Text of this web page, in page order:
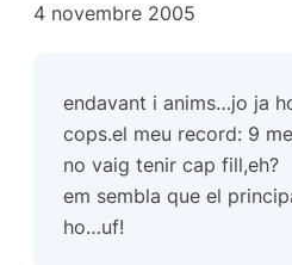
4 novembre 2005
endavant i anims…jo ja
cops.el meu record: 9
no vaig tenir cap fill,eh?
em sembla que el
ho…uf!